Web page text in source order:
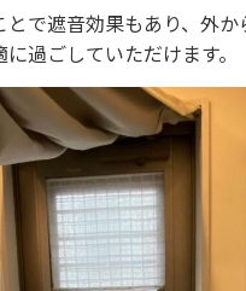
で遮音効果もあり、外
過ごしていただけます。